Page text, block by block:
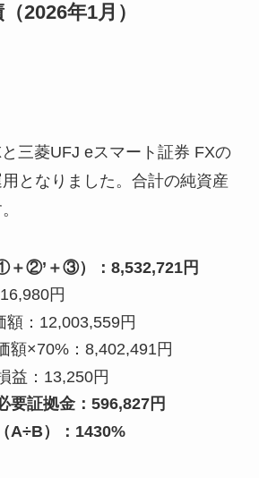
2026年1月）
三菱UFJ eスマート証券 FXの
となりました。合計の純資産
＋②’＋③）：8,532,721円
円
：12,003,559円
額×70%：8,402,491円
益：13,250円
要証拠金：596,827円
A÷B）：1430%